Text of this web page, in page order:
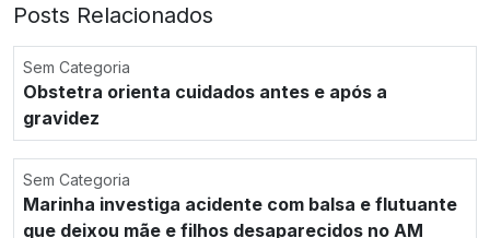
Posts Relacionados
Sem Categoria
Obstetra orienta cuidados antes e após a
gravidez
Sem Categoria
Marinha investiga acidente com balsa e flutuante
que deixou mãe e filhos desaparecidos no AM